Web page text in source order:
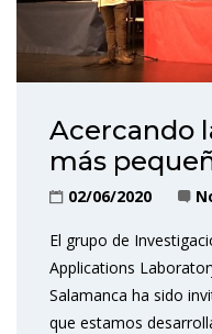
Acercando
más
02/06/2020
El grupo de
Applications
Salamanca ha sido
que estamos